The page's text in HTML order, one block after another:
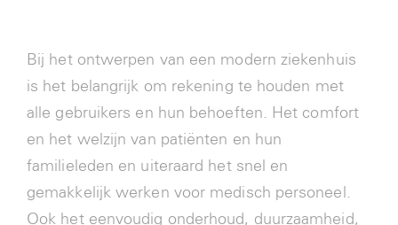
Bij het ontwerpen van een modern ziekenhuis
is het belangrijk om rekening te houden met
alle gebruikers en hun behoeften. Het comfort
en het welzijn van patiënten en hun
familieleden en uiteraard het snel en
gemakkelijk werken voor medisch personeel.
Ook het eenvoudig onderhoud, duurzaamheid,